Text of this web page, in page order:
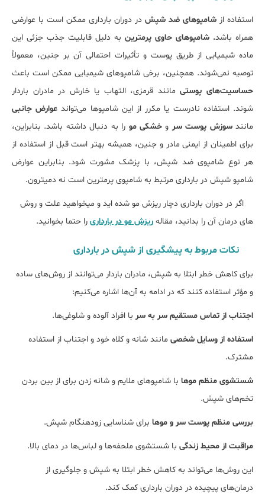
استفاده از شامپوهای ضد شپش در دوران بارداری ممکن است با عوارضی
همراه باشد. شامپوهای حاوی پرمترین به دلیل قابلیت جذب جزئی این
ماده شیمیایی از طریق پوست و تأثیرات احتمالی آن بر جنین، معمولاً
توصیه نمی‌شوند. همچنین، برخی شامپوهای شیمیایی ممکن است باعث
حساسیت‌های پوستیمانند قرمزی، التهاب یا خارش در مادران باردار
شوند. استفاده نادرست یا مکرر از این شامپوها می‌تواند عوارض جانبی
مانندسوزش پوست سر وخشکی مو را به دنبال داشته باشد. بنابراین،
برای اطمینان از ایمنی مادر و جنین، همیشه بهتر است قبل از استفاده از
هر نوع شامپوی ضد شپش، با پزشک مشورت شود. بنابراین عوارض
شامپو شپش در بارداری مرتبط به شامپوی پرمترین است نه دمیترون.
اگر در دوران بارداری دچار ریزش مو شده اید و میخواهید علت و روش
های درمان آن را بدانید، مقاله ریزش مو در بارداری را حتما بخوانید.
نکات مربوط به پیشگیری از شپش در بارداری
برای کاهش خطر ابتلا به شپش، مادران باردار می‌توانند از روش‌های ساده
و مؤثر استفاده کنند که در ادامه به آن‌ها اشاره می‌کنیم:
اجتناب از تماس مستقیم سر به سر با افراد آلوده و شلوغی‌ها.
استفاده از وسایل شخصی مانند شانه و کلاه خود و اجتناب از استفاده
مشترک.
شستشوی منظم موها با شامپوهای ملایم و شانه زدن برای از بین بردن
تخم‌های شپش.
بررسی منظم پوست سر و موها برای شناسایی زودهنگام شپش.
مراقبت از محیط زندگی با شستشوی ملحفه‌ها و لباس‌ها در دمای بالا.
این روش‌ها می‌تواند به کاهش خطر ابتلا به شپش و جلوگیری از
درمان‌های پیچیده در دوران بارداری کمک کند.